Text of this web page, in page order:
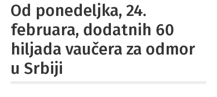
Od ponedeljka, 24.
februara, dodatnih 60
hiljada vaučera za odmor
u Srbiji